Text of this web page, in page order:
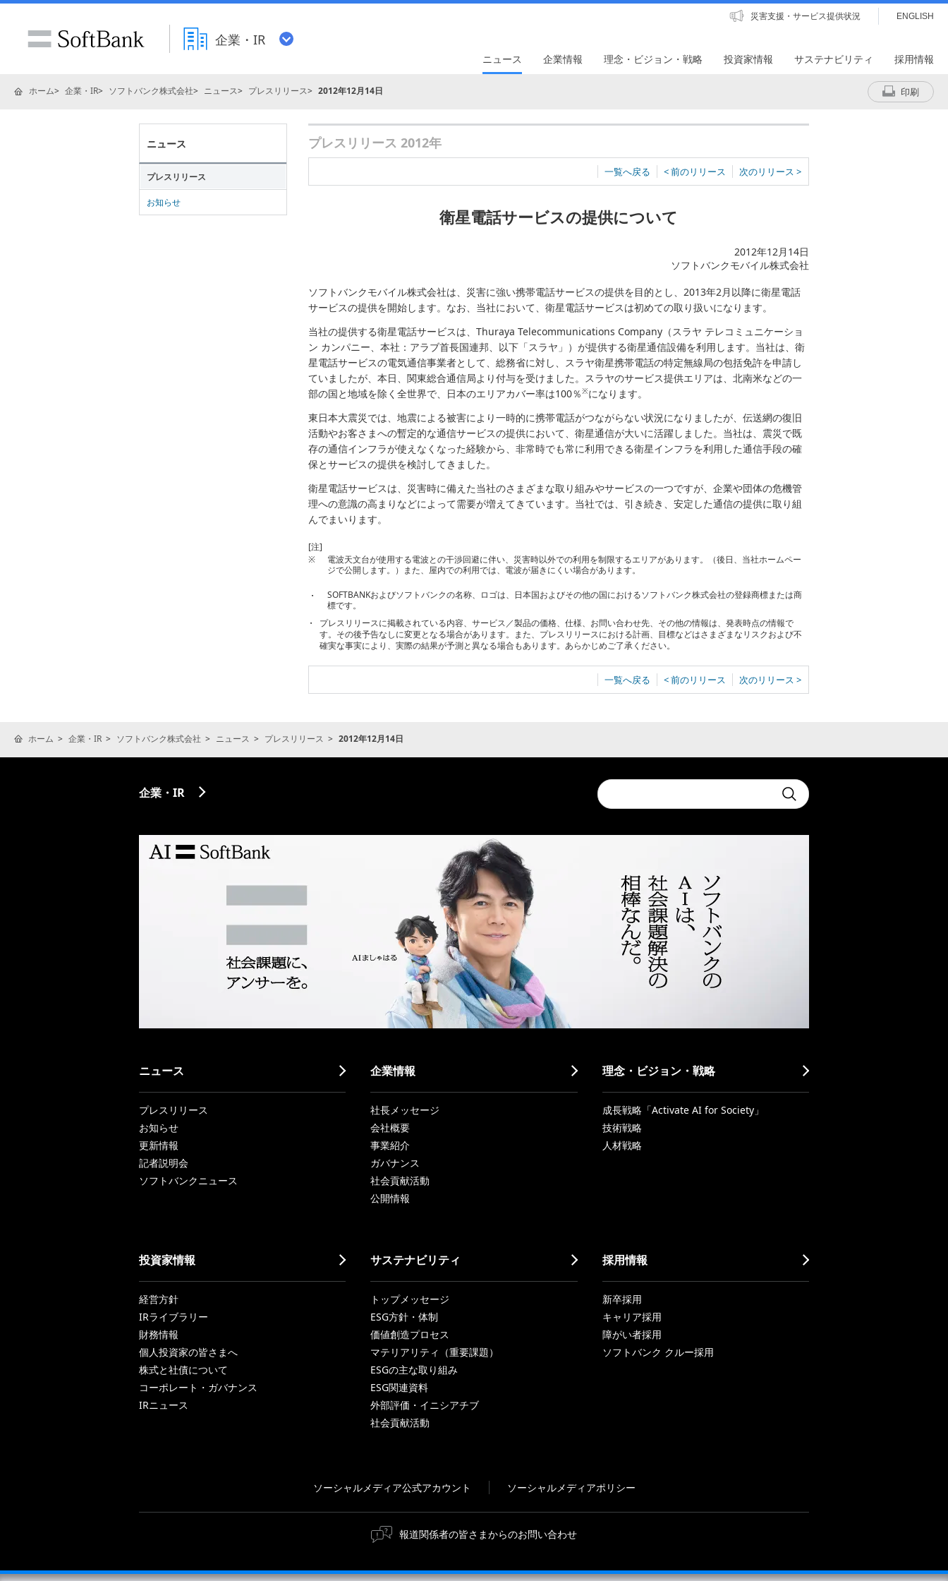
企業・IR
災害支援・サービス提供状況 ENGLISH
ニュース 企業情報 理念・ビジョン・戦略 投資家情報 サステナビリティ 採用情報
ホーム 企業・IR ソフトバンク株式会社 ニュース プレスリリース 2012年12月14日 印刷
プレスリリース 2012年
一覧へ戻る < 前のリリース 次のリリース >
衛星電話サービスの提供について
2012年12月14日
ソフトバンクモバイル株式会社
ソフトバンクモバイル株式会社は、災害に強い携帯電話サービスの提供を目的とし、2013年2月以降に衛星電話
サービスの提供を開始します。なお、当社において、衛星電話サービスは初めての取り扱いになります。
当社の提供する衛星電話サービスは、Thuraya Telecommunications Company（スラヤ テレコミュニケーショ
ン カンパニー、本社：アラブ首長国連邦、以下「スラヤ」）が提供する衛星通信設備を利用します。当社は、衛
星電話サービスの電気通信事業者として、総務省に対し、スラヤ衛星携帯電話の特定無線局の包括免許を申請し
ていましたが、本日、関東総合通信局より付与を受けました。スラヤのサービス提供エリアは、北南米などの一
部の国と地域を除く全世界で、日本のエリアカバー率は100％※になります。
東日本大震災では、地震による被害により一時的に携帯電話がつながらない状況になりましたが、伝送網の復旧
活動やお客さまへの暫定的な通信サービスの提供において、衛星通信が大いに活躍しました。当社は、震災で既
存の通信インフラが使えなくなった経験から、非常時でも常に利用できる衛星インフラを利用した通信手段の確
保とサービスの提供を検討してきました。
衛星電話サービスは、災害時に備えた当社のさまざまな取り組みやサービスの一つですが、企業や団体の危機管
理への意識の高まりなどによって需要が増えてきています。当社では、引き続き、安定した通信の提供に取り組
んでまいります。
[注]
※
電波天文台が使用する電波との干渉回避に伴い、災害時以外での利用を制限するエリアがあります。（後日、当社ホームペー
ジで公開します。）また、屋内での利用では、電波が届きにくい場合があります。
SOFTBANKおよびソフトバンクの名称、ロゴは、日本国およびその他の国におけるソフトバンク株式会社の登録商標または商
標です。
プレスリリースに掲載されている内容、サービス／製品の価格、仕様、お問い合わせ先、その他の情報は、発表時点の情報で
す。その後予告なしに変更となる場合があります。また、プレスリリースにおける計画、目標などはさまざまなリスクおよび不
確実な事実により、実際の結果が予測と異なる場合もあります。あらかじめご了承ください。
一覧へ戻る < 前のリリース 次のリリース >
ニュース
プレスリリース
お知らせ
ホーム 企業・IR ソフトバンク株式会社 ニュース プレスリリース 2012年12月14日
Conduct
a
search
Submit
企業・IR
ニュース
プレスリリース
お知らせ
更新情報
記者説明会
ソフトバンクニュース
企業情報
社長メッセージ
会社概要
事業紹介
ガバナンス
社会貢献活動
公開情報
理念・ビジョン・戦略
成長戦略「Activate AI for Society」
技術戦略
人材戦略
投資家情報
経営方針
IRライブラリー
財務情報
個人投資家の皆さまへ
株式と社債について
コーポレート・ガバナンス
IRニュース
サステナビリティ
トップメッセージ
ESG方針・体制
価値創造プロセス
マテリアリティ（重要課題）
ESGの主な取り組み
ESG関連資料
外部評価・イニシアチブ
社会貢献活動
採用情報
新卒採用
キャリア採用
障がい者採用
ソフトバンク クルー採用
ソーシャルメディア公式アカウント ソーシャルメディアポリシー
報道関係者の皆さまからのお問い合わせ